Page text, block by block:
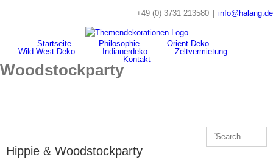
+49 (0) 3731 213580 info@halang.de
Startseite Philosophie
Orient Deko
Wild West Deko
Indianerdeko
Zeltvermietung
Kontakt
Woodstockparty
Hippie & Woodstockparty
Search
for: